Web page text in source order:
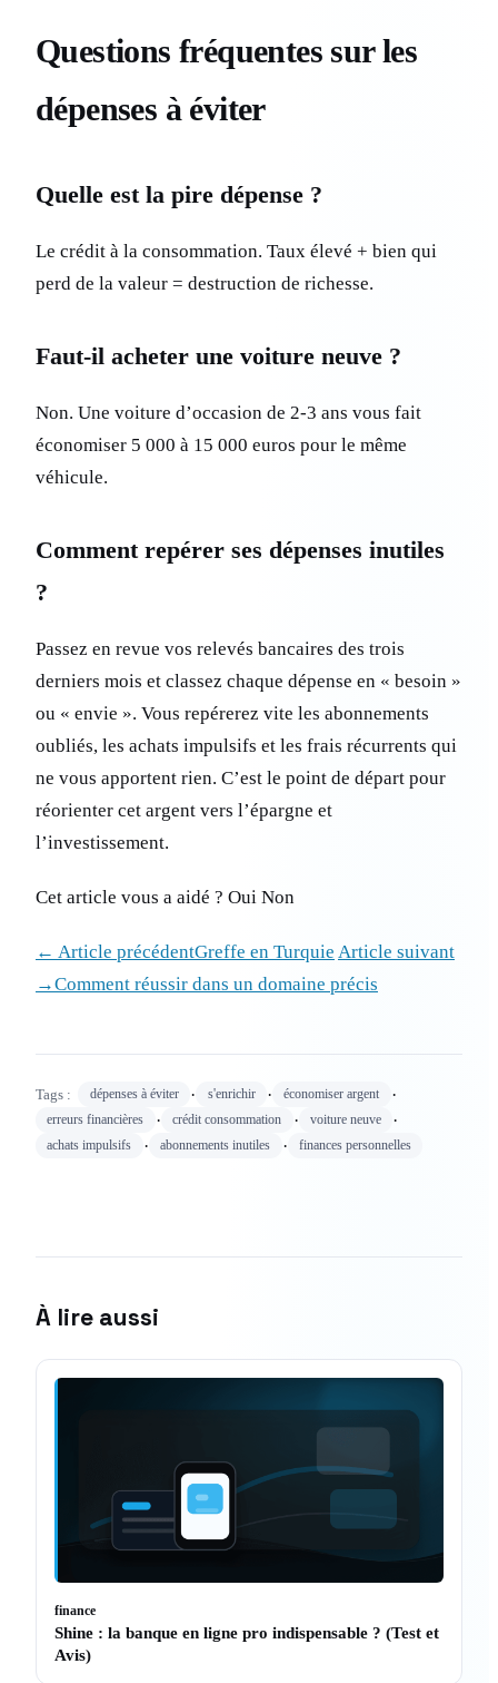
Questions fréquentes sur les
dépenses à éviter
Quelle est la pire dépense ?
Le crédit à la consommation. Taux élevé + bien qui
perd de la valeur = destruction de richesse.
Faut-il acheter une voiture neuve ?
Non. Une voiture d’occasion de 2-3 ans vous fait
économiser 5 000 à 15 000 euros pour le même
véhicule.
Comment repérer ses dépenses inutiles
?
Passez en revue vos relevés bancaires des trois
derniers mois et classez chaque dépense en « besoin »
ou « envie ». Vous repérerez vite les abonnements
oubliés, les achats impulsifs et les frais récurrents qui
ne vous apportent rien. C’est le point de départ pour
réorienter cet argent vers l’épargne et
l’investissement.
Cet article vous a aidé ? Oui Non
← Article précédentGreffe en Turquie Article suivant
→Comment réussir dans un domaine précis
Tags : dépenses à éviter · s'enrichir · économiser argent ·
erreurs financières · crédit consommation · voiture neuve ·
achats impulsifs · abonnements inutiles · finances personnelles
À lire aussi
finance
Shine : la banque en ligne pro indispensable ? (Test et
Avis)